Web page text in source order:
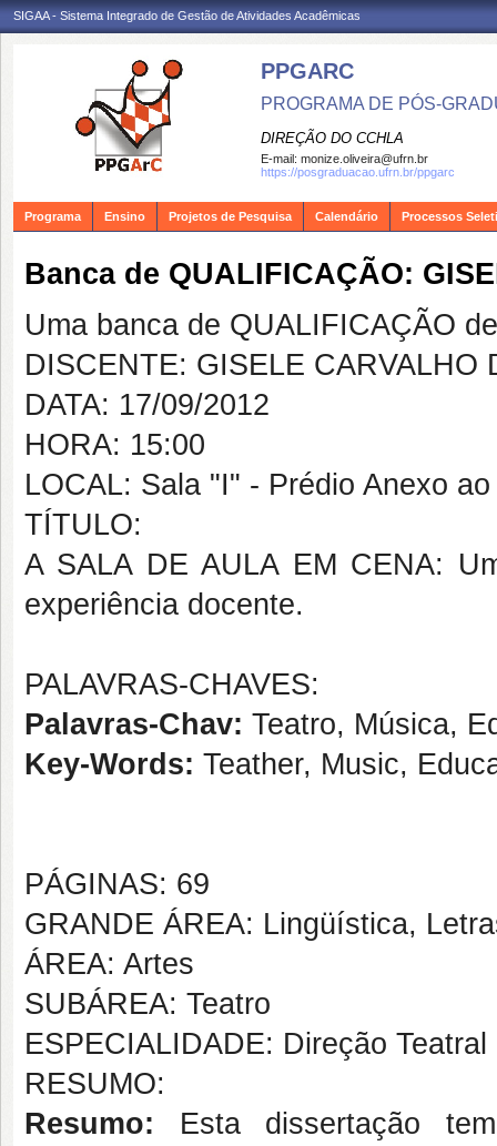
SIGAA - Sistema Integrado de Gestão de Atividades Acadêmicas
PPGARC
PROGRAMA DE PÓS-
DIREÇÃO DO CCHLA
E-mail: monize.oliveira@ufrn.br
https://posgraduacao.ufrn.br/ppgarc
Programa Ensino Projetos de Pesquisa Calendário Processos
Banca de QUALIFICAÇÃO:
Uma banca de QUALIFICAÇÃO
DISCENTE: GISELE CARVALHO
DATA: 17/09/2012
HORA: 15:00
LOCAL: Sala "I" - Prédio Anexo
TÍTULO:
A SALA DE AULA EM CENA:
experiência docente.
PALAVRAS-CHAVES:
Palavras-Chav: Teatro, Música,
Key-Words: Teather, Music,
PÁGINAS: 69
GRANDE ÁREA: Lingüística,
ÁREA: Artes
SUBÁREA: Teatro
ESPECIALIDADE: Direção Teatral
RESUMO:
Resumo: Esta dissertação